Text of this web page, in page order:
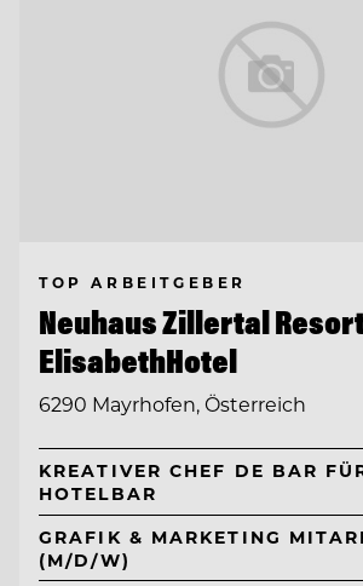
TOP ARBEITGEBER
Neuhaus Zillertal
ElisabethHotel
6290 Mayrhofen, Österreich
KREATIVER CHEF DE BAR
HOTELBAR
GRAFIK & MARKETING
(M/D/W)